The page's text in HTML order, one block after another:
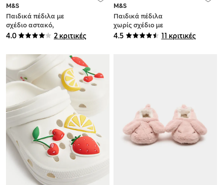
4.0 2 κριτικές
M&S
Παιδικά πέδιλα με
σχέδιο αστακό,
χάντρες και βέλκρο
4.5 11 κριτικές
M&S
Παιδικά πέδιλα
χωρίς σχέδιο με
αγκράφα και πάτο